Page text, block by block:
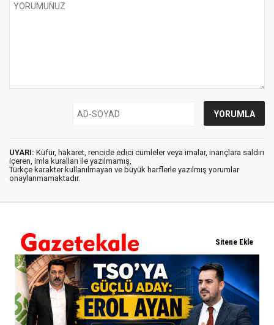
UYARI: Küfür, hakaret, rencide edici cümleler veya imalar, inançlara saldırı
içeren, imla kuralları ile yazılmamış,
Türkçe karakter kullanılmayan ve büyük harflerle yazılmış yorumlar
onaylanmamaktadır.